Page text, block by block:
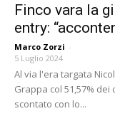
Finco vara la
entry:
Marco Zorzi -
5 Luglio 2024
Al via l'era targata
Grappa col 51,57%
scontato con lo...